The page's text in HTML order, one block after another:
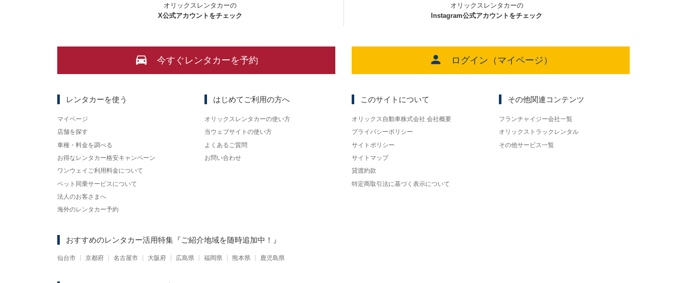
オリックスレンタカーの
X公式アカウントをチェック
オリックスレンタカーの
Instagram公式アカウントをチェック
今すぐレンタカーを予約 ログイン（マイページ）
レンタカーを使う
マイページ
店舗を探す
車種・料金を調べる
お得なレンタカー格安キャンペーン
ワンウェイご利用料金について
ペット同乗サービスについて
法人のお客さまへ
海外のレンタカー予約
はじめてご利用の方へ
オリックスレンタカーの使い方
当ウェブサイトの使い方
よくあるご質問
お問い合わせ
このサイトについて
オリックス自動車株式会社 会社概要
プライバシーポリシー
サイトポリシー
サイトマップ
貸渡約款
特定商取引法に基づく表示について
その他関連コンテンツ
フランチャイジー会社一覧
オリックストラックレンタル
その他サービス一覧
おすすめのレンタカー活用特集 『ご紹介地域を随時追加中！』
仙台市 京都府 名古屋市 大阪府 広島県 福岡県 熊本県 鹿児島県